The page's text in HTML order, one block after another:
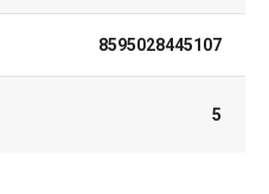
8595028445107
5